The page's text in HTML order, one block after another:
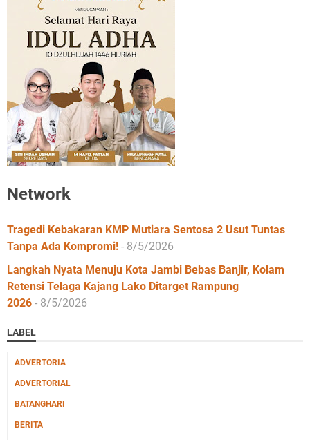
Network
Tragedi Kebakaran KMP Mutiara Sentosa 2 Usut Tuntas
Tanpa Ada Kompromi! - 8/5/2026
Langkah Nyata Menuju Kota Jambi Bebas Banjir, Kolam
Retensi Telaga Kajang Lako Ditarget Rampung
2026 - 8/5/2026
LABEL
ADVERTORIA
ADVERTORIAL
BATANGHARI
BERITA